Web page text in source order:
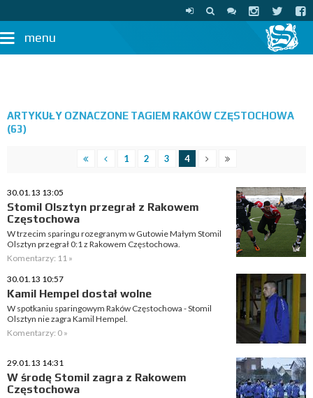
menu
ARTYKUŁY OZNACZONE TAGIEM RAKÓW CZĘSTOCHOWA
(63)
1 2 3 4
30.01.13 13:05
Stomil Olsztyn przegrał z Rakowem
Częstochowa
W trzecim sparingu rozegranym w Gutowie Małym Stomil
Olsztyn przegrał 0:1 z Rakowem Częstochowa.
Komentarzy: 11 »
30.01.13 10:57
Kamil Hempel dostał wolne
W spotkaniu sparingowym Raków Częstochowa - Stomil
Olsztyn nie zagra Kamil Hempel.
Komentarzy: 0 »
29.01.13 14:31
W środę Stomil zagra z Rakowem
Częstochowa